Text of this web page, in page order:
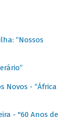
“Nossos
Novos - “África
- "60 Anos de